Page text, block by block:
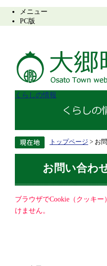
メニュー
PC版
くらしの情報
トップページ > お
お問い合わ
ブラウザでCookie（クッキ
けません。